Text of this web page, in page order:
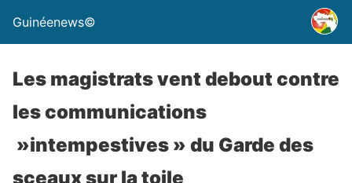
Guinéenews©
Les magistrats vent debout contre
les communications
»intempestives » du Garde des
sceaux sur la toile